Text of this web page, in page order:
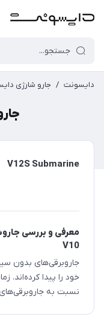
دایسونت / جارو شارژی
V12S Submarine
معرفی و بررسی
V10
جاروبرقی‌های بدون
خود را پیدا کرده‌اند.
نسبت به